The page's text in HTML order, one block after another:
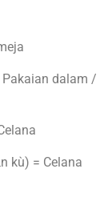
Pakaian dalam /
kù) = Celana